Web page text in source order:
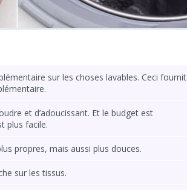
sur les choses lavables. Ceci fournit
et d’adoucissant. Et le budget est
plus facile.
propres, mais aussi plus douces.
sur les tissus.